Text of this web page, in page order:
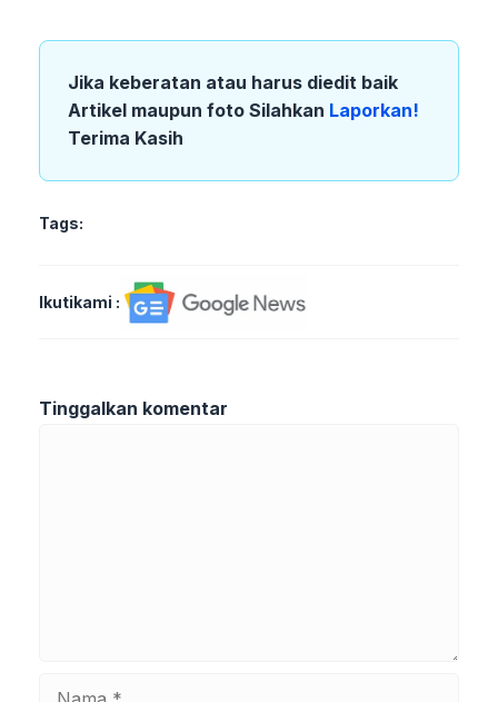
Jika keberatan atau harus diedit baik
Artikel maupun foto Silahkan Laporkan!
Terima Kasih
Tags:
Ikutikami :
Tinggalkan komentar